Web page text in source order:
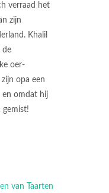
verraad het
zijn
Khalil
de
oer-
opa een
en omdat hij
gemist!
van Taarten